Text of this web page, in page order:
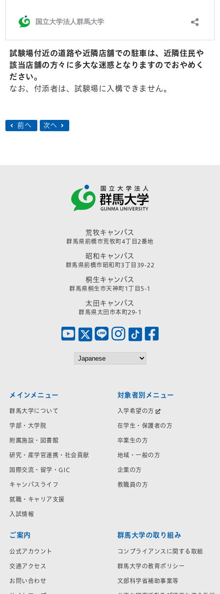
試験場付近の道路や近隣店舗での駐⾞は、近隣住民や
該当店舗の⽅々に多⼤な迷惑となりますのでおやめく
ださい。
なお、付添者は、試験場に⼊構できません。
前へ 次へ
荒牧キャンパス
群馬県前橋市荒牧町4丁目2番地
昭和キャンパス
群馬県前橋市昭和町3丁目39-22
桐生キャンパス
群馬県桐生市天神町1丁目5-1
太田キャンパス
群馬県太田市本町29-1
メインメニュー
群馬大学について
学部・大学院
附属施設・図書館
研究・産学官連携・社会貢献
国際交流・留学・GIC
キャンパスライフ
就職・キャリア支援
入試情報
対象者別メニュー
入学希望の方
在学生・保護者の方
卒業生の方
地域・一般の方
企業の方
教職員の方
ご案内
公式アカウント
交通アクセス
お問い合わせ
群馬大学の取り組み
コンプライアンスに関する取組
群馬大学の教育ポリシー
文部科学省補助事業等